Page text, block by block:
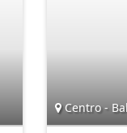
Centro -